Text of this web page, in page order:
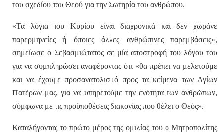
του σχεδίου του Θεού για την Σωτηρία του ανθρώπου.
«Τα λόγια του Κυρίου είναι διαχρονικά και δεν χωράνε
παρερμηνείες ή όποιες άλλες ανθρώπινες παρεμβάσεις»,
σημείωσε ο Σεβασμιώτατος σε μία αποστροφή του λόγου του
για να συμπληρώσει αναφέροντας ότι «θα πρέπει να μελετούμε
και να έχουμε προσανατολισμό προς τα κείμενα των Αγίων
Πατέρων μας, για να υπηρετούμε την ενότητα των ανθρώπων,
σύμφωνα με τις προϋποθέσεις διακονίας που θέλει ο Θεός».
Καταλήγοντας το πρώτο μέρος της ομιλίας του ο Μητροπολίτης